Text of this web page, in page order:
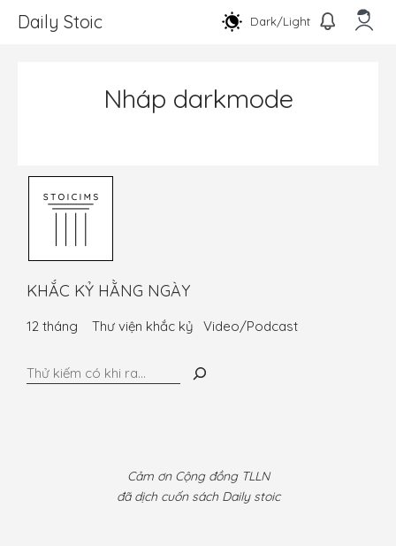
đến
Daily Stoic Dark/Light
Nháp darkmode
KHẮC KỶ HẰNG NGÀY
12 tháng Thư viện khắc kỷ Video/Podcast
Tìm
Cảm ơn Cộng đồng TLLN
đã dịch cuốn sách Daily stoic